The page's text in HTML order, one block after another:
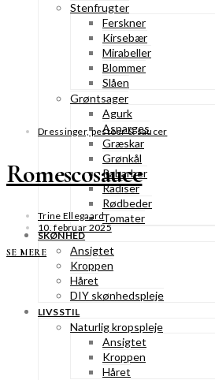
Stenfrugter
Ferskner
Kirsebær
Mirabeller
Blommer
Slåen
Grøntsager
Agurk
Asparges
Græskar
Grønkål
Rabarber
Radiser
Rødbeder
Tomater
SKØNHED
Ansigtet
Kroppen
Håret
DIY skønhedspleje
LIVSSTIL
Naturlig kropspleje
Ansigtet
Kroppen
Håret
Dressinger, pestoer & saucer
Romescosauce
Trine Ellegaard
10. februar 2025
SE MERE